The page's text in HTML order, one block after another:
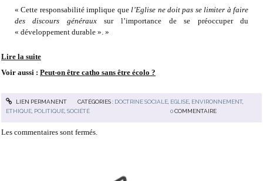
« Cette responsabilité implique que l’Eglise ne doit pas se limiter à faire
des discours générauxsur l’importance de se préoccuper du
« développement durable ». »
Lire la suite
Voir aussi : Peut-on être catho sans être écolo ?
LIEN PERMANENT CATÉGORIES : DOCTRINE SOCIALE, EGLISE, ENVIRONNEMENT,
ETHIQUE POLITIQUE ,SOCIÉTÉ 0 COMMENTAIRE
Les commentaires sont fermés.